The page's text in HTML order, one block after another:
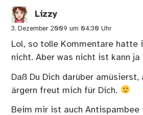
Lizzy
3. Dezember 2009 um 04:30 Uhr
Lol, so tolle Kommentare hatte
nicht. Aber was nicht ist kann ja
Daß Du Dich darüber
ärgern freut mich für Dich.
Beim mir ist auch Antispambee